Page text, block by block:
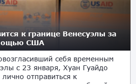
к границе Венесуэлы за
США
себя временным
с 23 января, Хуан Гуайдо
отправиться к